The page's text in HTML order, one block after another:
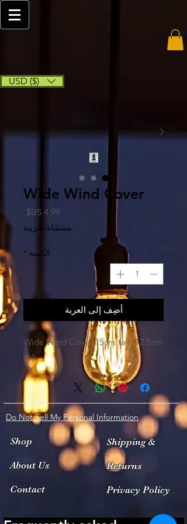
USD ($)
Wide Wind Cover
مستثناة ضريبة
الكمية *
أضِف إلى العربة
Wide Wind Cover 15cm tall, 12.5cm
dia
Do Not Sell My Personal Information
Shop
About Us
Contact
Shipping &
Returns
Privacy Policy